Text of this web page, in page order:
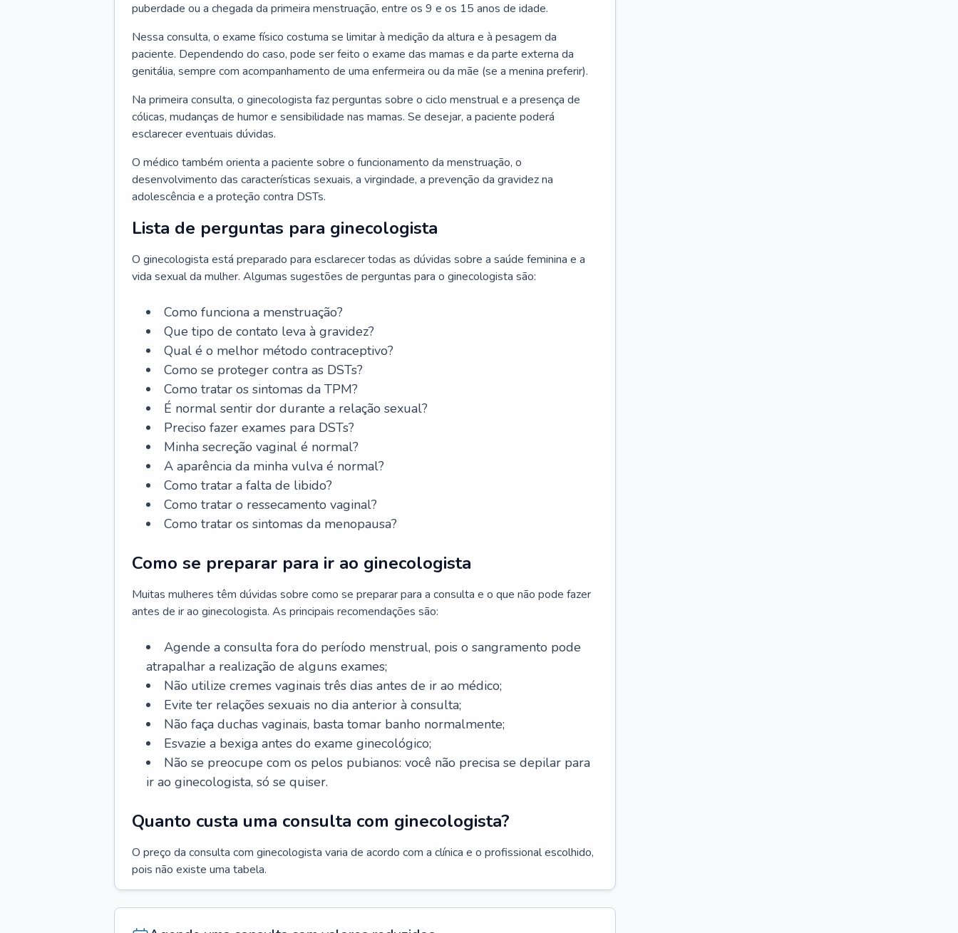
puberdade ou a chegada da primeira menstruação, entre os 9 e os 15 anos de idade.
Nessa consulta, o exame físico costuma se limitar à medição da altura e à pesagem da
paciente. Dependendo do caso, pode ser feito o exame das mamas e da parte externa da
genitália, sempre com acompanhamento de uma enfermeira ou da mãe (se a menina preferir).
Na primeira consulta, o ginecologista faz perguntas sobre o ciclo menstrual e a presença de
cólicas, mudanças de humor e sensibilidade nas mamas. Se desejar, a paciente poderá
esclarecer eventuais dúvidas.
O médico também orienta a paciente sobre o funcionamento da menstruação, o
desenvolvimento das características sexuais, a virgindade, a prevenção da gravidez na
adolescência e a proteção contra DSTs.
Lista de perguntas para ginecologista
O ginecologista está preparado para esclarecer todas as dúvidas sobre a saúde feminina e a
vida sexual da mulher. Algumas sugestões de perguntas para o ginecologista são:
Como funciona a menstruação?
Que tipo de contato leva à gravidez?
Qual é o melhor método contraceptivo?
Como se proteger contra as DSTs?
Como tratar os sintomas da TPM?
É normal sentir dor durante a relação sexual?
Preciso fazer exames para DSTs?
Minha secreção vaginal é normal?
A aparência da minha vulva é normal?
Como tratar a falta de libido?
Como tratar o ressecamento vaginal?
Como tratar os sintomas da menopausa?
Como se preparar para ir ao ginecologista
Muitas mulheres têm dúvidas sobre como se preparar para a consulta e o que não pode fazer
antes de ir ao ginecologista. As principais recomendações são:
Agende a consulta fora do período menstrual, pois o sangramento pode
atrapalhar a realização de alguns exames;
Não utilize cremes vaginais três dias antes de ir ao médico;
Evite ter relações sexuais no dia anterior à consulta;
Não faça duchas vaginais, basta tomar banho normalmente;
Esvazie a bexiga antes do exame ginecológico;
Não se preocupe com os pelos pubianos: você não precisa se depilar para
ir ao ginecologista, só se quiser.
Quanto custa uma consulta com ginecologista?
O preço da consulta com ginecologista varia de acordo com a clínica e o profissional escolhido,
pois não existe uma tabela.